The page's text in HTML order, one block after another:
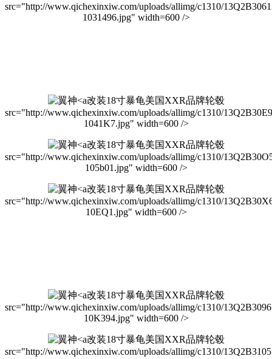
src="http://www.qichexinxiw.com/uploads/allimg/c1310/
1031496.jpg" width=600 />
改装18寸暴龟美国XXR品牌轮毂
src="http://www.qichexinxiw.com/uploads/allimg/c1310/
1041K7.jpg" width=600 />
改装18寸暴龟美国XXR品牌轮毂
src="http://www.qichexinxiw.com/uploads/allimg/c1310/
105b01.jpg" width=600 />
改装18寸暴龟美国XXR品牌轮毂
src="http://www.qichexinxiw.com/uploads/allimg/c1310/
10EQ1.jpg" width=600 />
改装18寸暴龟美国XXR品牌轮毂
src="http://www.qichexinxiw.com/uploads/allimg/c1310/
10K394.jpg" width=600 />
改装18寸暴龟美国XXR品牌轮毂
src="http://www.qichexinxiw.com/uploads/allimg/c1310/